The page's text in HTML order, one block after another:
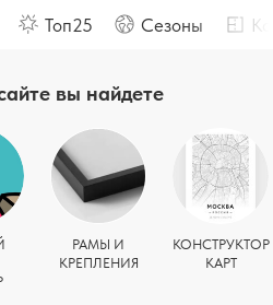
Топ25 Сезоны
вы найдете
РАМЫ И
КРЕПЛЕНИЯ
КОНСТРУКТОР
КАРТ